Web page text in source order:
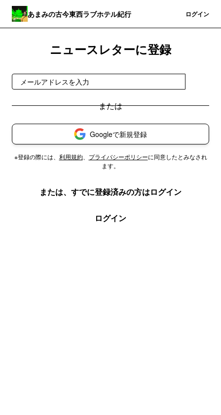
あまみの古今東西ラブホテル紀行 ログイン
ニュースレターに登録
Googleで新規登録
※登録の際には、 利用規約、 プライバシーポリシーに同意したとみなされ
ます。
または、すでに登録済みの方はログイン
ログイン